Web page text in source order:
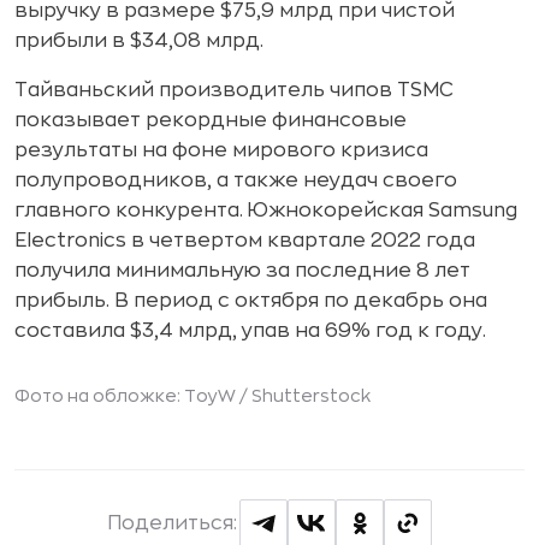
выручку в размере $75,9 млрд при чистой
прибыли в $34,08 млрд.
Тайваньский производитель чипов TSMC
показывает рекордные финансовые
результаты на фоне мирового кризиса
полупроводников, а также неудач своего
главного конкурента. Южнокорейская Samsung
Electronics в четвертом квартале 2022 года
получила минимальную за последние 8 лет
прибыль. В период с октября по декабрь она
составила $3,4 млрд, упав на 69% год к году.
Фото на обложке: ToyW / Shutterstock
Поделиться: